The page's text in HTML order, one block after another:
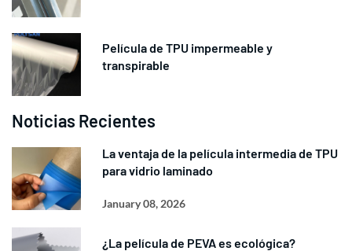
Película de TPU impermeable y
transpirable
Noticias Recientes
La ventaja de la película intermedia de TPU
para vidrio laminado
January 08, 2026
¿La película de PEVA es ecológica?